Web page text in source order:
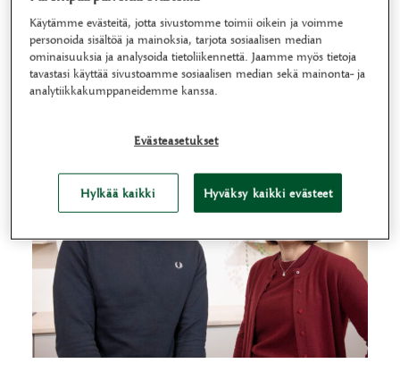
Snellmanin Lihanjalostus…
Lue lisää
Käytämme evästeitä, jotta sivustomme toimii oikein ja voimme
personoida sisältöä ja mainoksia, tarjota sosiaalisen median
ominaisuuksia ja analysoida tietoliikennettä. Jaamme myös tietoja
tavastasi käyttää sivustoamme sosiaalisen median sekä mainonta- ja
analytiikkakumppaneidemme kanssa.
Evästeasetukset
Hylkää kaikki Hyväksy kaikki evästeet